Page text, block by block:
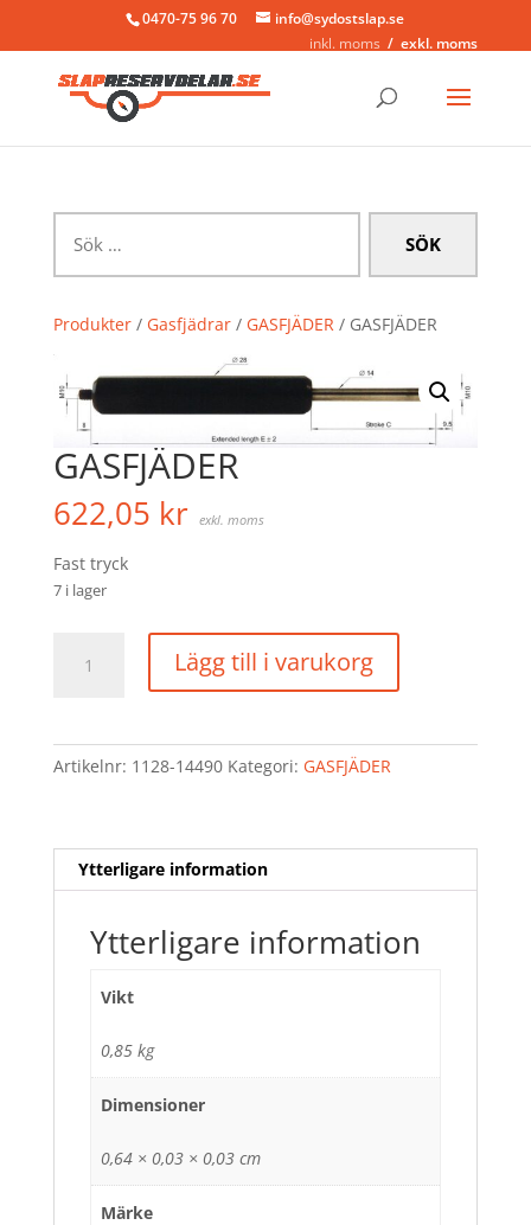
0470-75 96 70
info@sydostslap.se
inkl. moms
exkl. moms
efter:
Produkter/ Gasfjädrar/ GASFJÄDER/ GASFJÄDER
GASFJÄDER
622,05 kr exkl. moms
Fast tryck
7 i lager
mängd
Lägg till i varukorg
Artikelnr: 1128-14490 Kategori: GASFJÄDER
Ytterligare information
Ytterligare information
Vikt
0,85 kg
Dimensioner
0,64 × 0,03 × 0,03 cm
Märke